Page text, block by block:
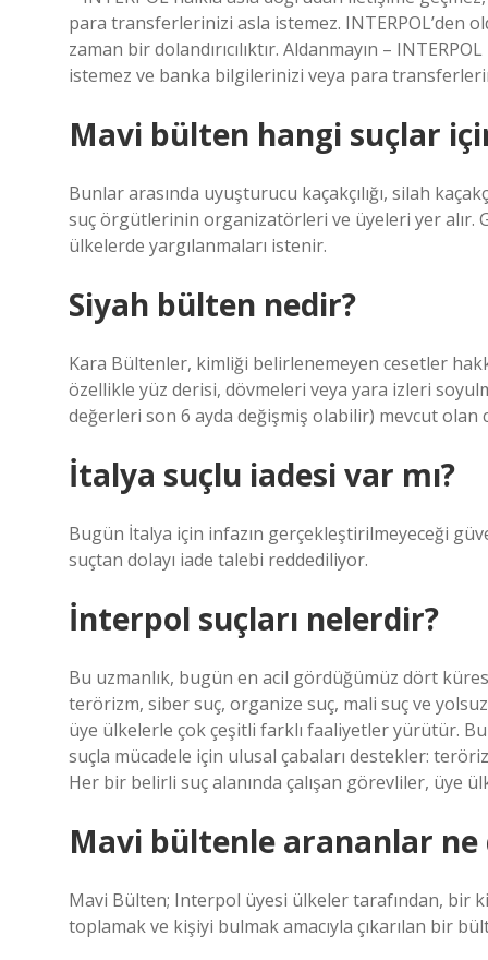
para transferlerinizi asla istemez. INTERPOL’den
zaman bir dolandırıcılıktır. Aldanmayın –
istemez ve banka bilgilerinizi veya para
Mavi bülten hangi suçlar
Bunlar arasında uyuşturucu kaçakçılığı, silah
suç örgütlerinin organizatörleri ve üyeleri yer alır.
ülkelerde yargılanmaları istenir.
Siyah bülten nedir?
Kara Bültenler, kimliği belirlenemeyen cesetler
özellikle yüz derisi, dövmeleri veya yara izleri
değerleri son 6 ayda değişmiş olabilir) mevcut olan
İtalya suçlu iadesi var mı?
Bugün İtalya için infazın gerçekleştirilmeyeceği
suçtan dolayı iade talebi reddediliyor.
İnterpol suçları nelerdir?
Bu uzmanlık, bugün en acil gördüğümüz dört
terörizm, siber suç, organize suç, mali suç ve
üye ülkelerle çok çeşitli farklı faaliyetler yürütür.
suçla mücadele için ulusal çabaları destekler:
Her bir belirli suç alanında çalışan görevliler, üye
Mavi bültenle arananlar ne
Mavi Bülten; Interpol üyesi ülkeler tarafından, bir
toplamak ve kişiyi bulmak amacıyla çıkarılan bir